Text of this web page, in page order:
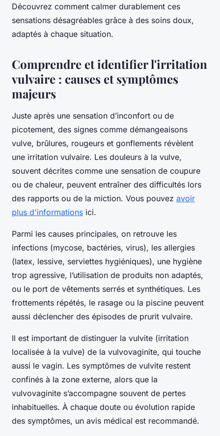
Découvrez comment calmer durablement ces
sensations désagréables grâce à des soins doux,
adaptés à chaque situation.
Comprendre et identifier l'irritation
vulvaire : causes et symptômes
majeurs
Juste après une sensation d’inconfort ou de
picotement, des signes comme démangeaisons
vulve, brûlures, rougeurs et gonflements révèlent
une irritation vulvaire. Les douleurs à la vulve,
souvent décrites comme une sensation de coupure
ou de chaleur, peuvent entraîner des difficultés lors
des rapports ou de la miction. Vous pouvez avoir
plus d'informations ici.
Parmi les causes principales, on retrouve les
infections (mycose, bactéries, virus), les allergies
(latex, lessive, serviettes hygiéniques), une hygiène
trop agressive, l’utilisation de produits non adaptés,
ou le port de vêtements serrés et synthétiques. Les
frottements répétés, le rasage ou la piscine peuvent
aussi déclencher des épisodes de prurit vulvaire.
Il est important de distinguer la vulvite (irritation
localisée à la vulve) de la vulvovaginite, qui touche
aussi le vagin. Les symptômes de vulvite restent
confinés à la zone externe, alors que la
vulvovaginite s’accompagne souvent de pertes
inhabituelles. À chaque doute ou évolution rapide
des symptômes, un avis médical est recommandé.